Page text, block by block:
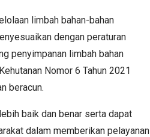
limbah bahan-bahan
dengan peraturan
penyimpanan limbah bahan
Nomor 6 Tahun 2021
beracun.
baik dan benar serta dapat
dalam memberikan pelayanan